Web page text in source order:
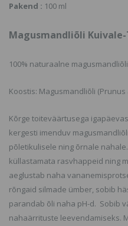
Pakend : 100 ml
Magusmandliõli
100% naturaalne
Koostis: Magusmandliõli
Kõrge toiteväärtusega
kergesti imenduv
põletikulisele ning õrnale
küllastamata rasvhappeid ning
aeglustab naha
rõngaid silmade ümber, sobib
parandab õli naha pH-d. Sobib
nahaärrituste leevendamiseks.